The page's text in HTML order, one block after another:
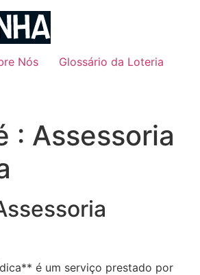
Nós
Glossário da Loteria
: Assessoria
é um serviço prestado por